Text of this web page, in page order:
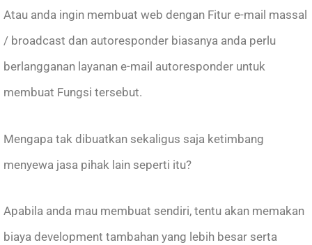
Atau anda ingin membuat web dengan Fitur e-mail massal
/ broadcast dan autoresponder biasanya anda perlu
berlangganan layanan e-mail autoresponder untuk
membuat Fungsi tersebut.
Mengapa tak dibuatkan sekaligus saja ketimbang
menyewa jasa pihak lain seperti itu?
Apabila anda mau membuat sendiri, tentu akan memakan
biaya development tambahan yang lebih besar serta